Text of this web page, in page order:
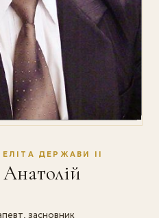
ЕЛІТА ДЕРЖАВИ II
засновник